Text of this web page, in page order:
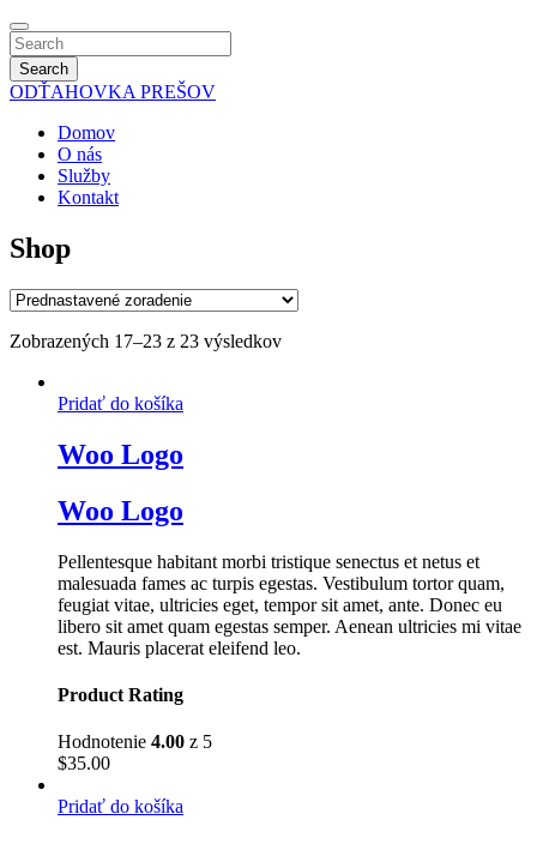
Search
ODŤAHOVKA PREŠOV
Domov
O nás
Služby
Kontakt
Shop
Zobrazených 17–23 z 23 výsledkov
Pridať do košíka
Woo Logo
Woo Logo
Pellentesque habitant morbi tristique senectus et netus et
malesuada fames ac turpis egestas. Vestibulum tortor quam,
feugiat vitae, ultricies eget, tempor sit amet, ante. Donec eu
libero sit amet quam egestas semper. Aenean ultricies mi vitae
est. Mauris placerat eleifend leo.
Product Rating
Hodnotenie 4.00 z 5
$35.00
Pridať do košíka